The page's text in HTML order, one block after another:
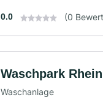
0.0 (0
Waschpark
Waschanlage